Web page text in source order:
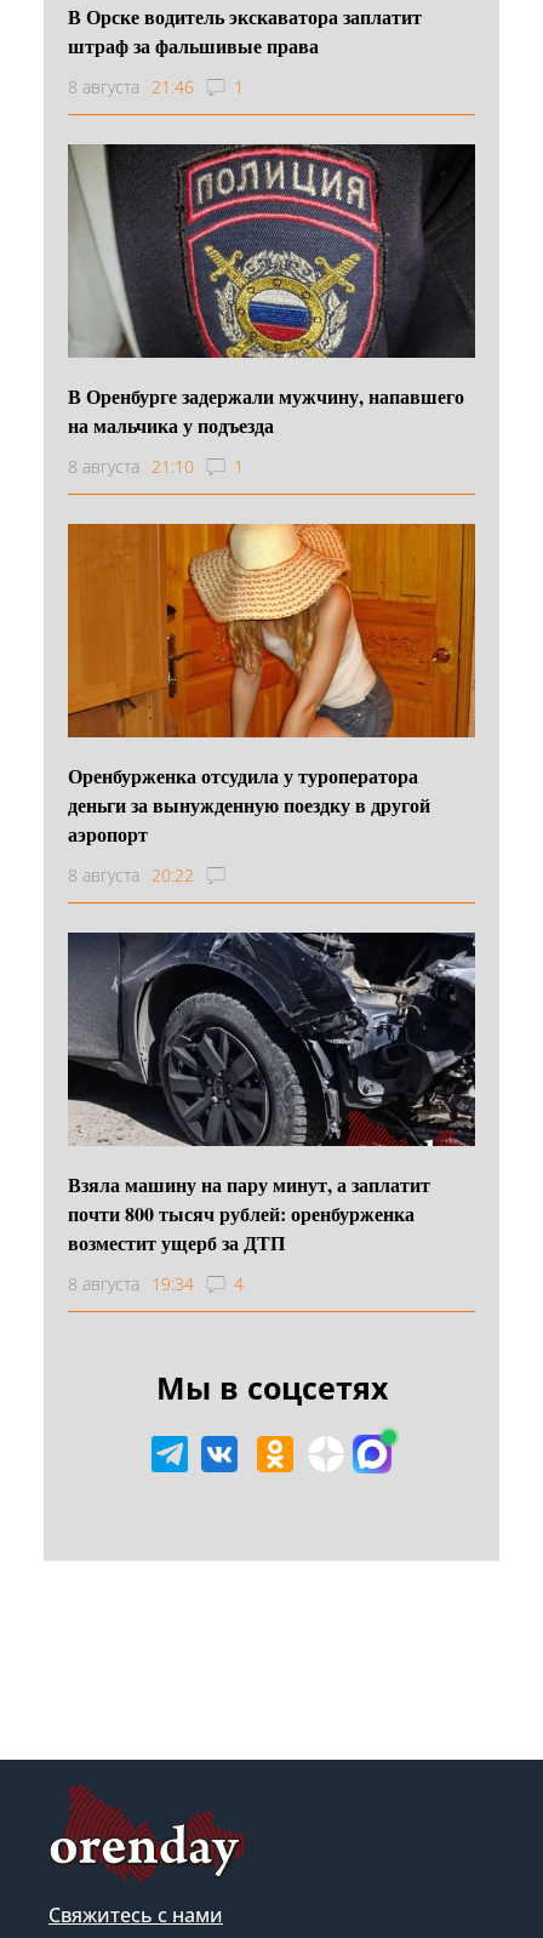
В Орске водитель экскаватора заплатит
штраф за фальшивые права
8 августа 21:46 1
В Оренбурге задержали мужчину, напавшего
на мальчика у подъезда
8 августа 21:10 1
Оренбурженка отсудила у туроператора
деньги за вынужденную поездку в другой
аэропорт
8 августа 20:22
Взяла машину на пару минут, а заплатит
почти 800 тысяч рублей: оренбурженка
возместит ущерб за ДТП
8 августа 19:34 4
Мы в соцсетях
Свяжитесь с нами